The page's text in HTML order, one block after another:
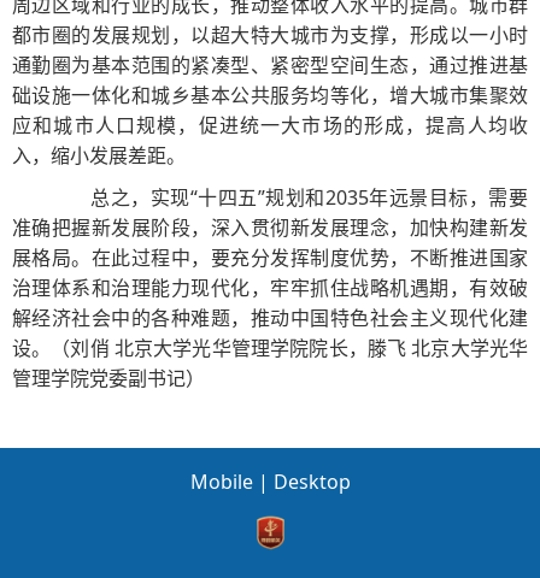
周边区域和行业的成长，推动整体收入水平的提高。城市群
都市圈的发展规划，以超大特大城市为支撑，形成以一小时
通勤圈为基本范围的紧凑型、紧密型空间生态，通过推进基
础设施一体化和城乡基本公共服务均等化，增大城市集聚效
应和城市人口规模，促进统一大市场的形成，提高人均收
入，缩小发展差距。
总之，实现“十四五”规划和2035年远景目标，需要
准确把握新发展阶段，深入贯彻新发展理念，加快构建新发
展格局。在此过程中，要充分发挥制度优势，不断推进国家
治理体系和治理能力现代化，牢牢抓住战略机遇期，有效破
解经济社会中的各种难题，推动中国特色社会主义现代化建
设。（刘俏 北京大学光华管理学院院长，滕飞 北京大学光华
管理学院党委副书记）
Mobile | Desktop